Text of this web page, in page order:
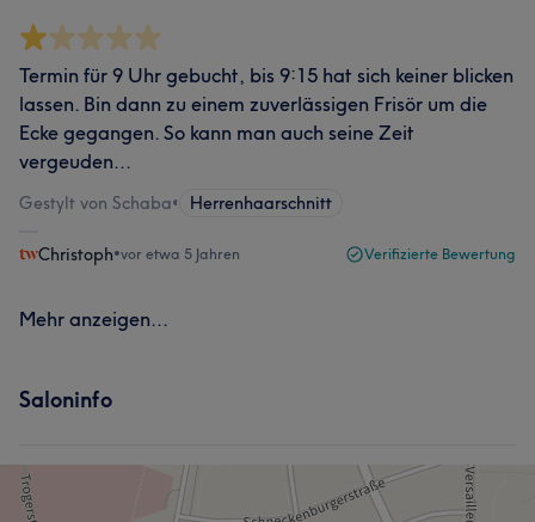
Termin für 9 Uhr gebucht, bis 9:15 hat sich keiner blicken
lassen. Bin dann zu einem zuverlässigen Frisör um die
Ecke gegangen. So kann man auch seine Zeit
vergeuden...
Gestylt von Schaba• Herrenhaarschnitt
Christoph•vor etwa 5 Jahren Verifizierte Bewertung
Mehr anzeigen...
Saloninfo